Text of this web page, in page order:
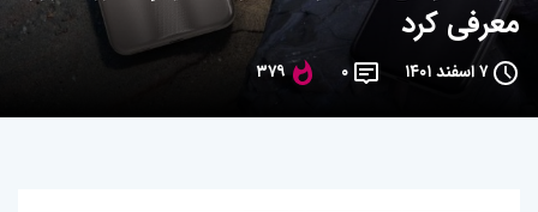
معرفی کرد
۷ اسفند ۱۴۰۱ ۰ ۳۷۹